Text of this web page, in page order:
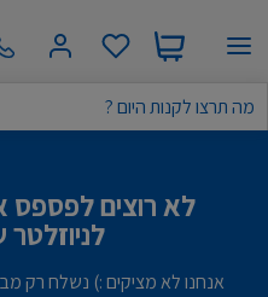
לא רוצים
אנחנו לא מציקים :) נשלח רק